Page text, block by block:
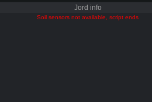
Jord info
Soil sensors not available, script ends